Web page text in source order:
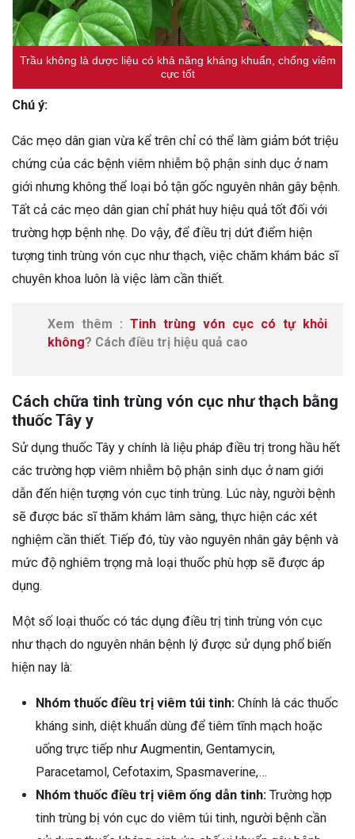
Trầu không là dược liệu có khả năng kháng khuẩn, chống viêm
cực tốt
Chú ý:
Các mẹo dân gian vừa kể trên chỉ có thể làm giảm bớt triệu
chứng của các bệnh viêm nhiễm bộ phận sinh dục ở nam
giới nhưng không thể loại bỏ tận gốc nguyên nhân gây bệnh.
Tất cả các mẹo dân gian chỉ phát huy hiệu quả tốt đối với
trường hợp bệnh nhẹ. Do vậy, để điều trị dứt điểm hiện
tượng tinh trùng vón cục như thạch, việc chăm khám bác sĩ
chuyên khoa luôn là việc làm cần thiết.
Xem thêm : Tinh trùng vón cục có tự khỏi
không? Cách điều trị hiệu quả cao
Cách chữa tinh trùng vón cục như thạch bằng
thuốc Tây y
Sử dụng thuốc Tây y chính là liệu pháp điều trị trong hầu hết
các trường hợp viêm nhiễm bộ phận sinh dục ở nam giới
dẫn đến hiện tượng vón cục tinh trùng. Lúc này, người bệnh
sẽ được bác sĩ thăm khám lâm sàng, thực hiện các xét
nghiệm cần thiết. Tiếp đó, tùy vào nguyên nhân gây bệnh và
mức độ nghiêm trọng mà loại thuốc phù hợp sẽ được áp
dụng.
Một số loại thuốc có tác dụng điều trị tinh trùng vón cục
như thạch do nguyên nhân bệnh lý được sử dụng phổ biến
hiện nay là:
Nhóm thuốc điều trị viêm túi tinh: Chính là các thuốc
kháng sinh, diệt khuẩn dùng để tiêm tĩnh mạch hoặc
uống trực tiếp như Augmentin, Gentamycin,
Paracetamol, Cefotaxim, Spasmaverine,…
Nhóm thuốc điều trị viêm ống dẫn tinh: Trường hợp
tinh trùng bị vón cục do viêm túi tinh, người bệnh cần